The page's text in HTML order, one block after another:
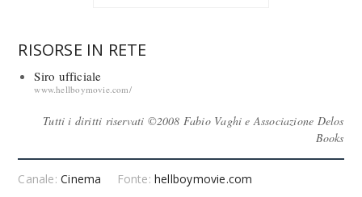
RISORSE IN RETE
Siro ufficiale
www.hellboymovie.com/
Tutti i diritti riservati ©2008 Fabio Vaghi e Associazione Delos
Books
Canale:Cinema Fonte:hellboymovie.com